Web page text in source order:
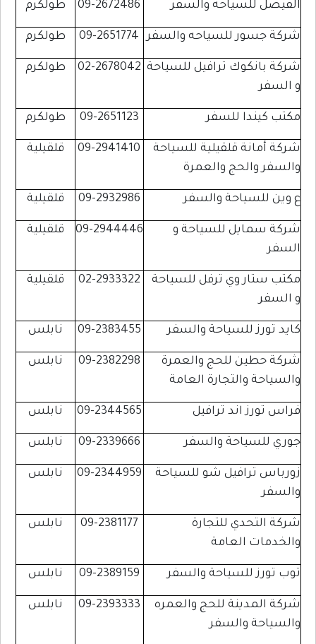
الفيصل للسياحة والسفر 09-2672486 طولكرم
شركة جسور للسياحه والسفر 09-2651774 طولكرم
شركة بانكوك ترافيل للسياحة
و السفر
02-2678042 طولكرم
مكتب كيندا للسفر 09-2651123 طولكرم
شركة أمانة قلقيلية للسياحة
والسفر والحج والعمرة
09-2941410 قلقيلية
ع وين للسياحة والسفر 09-2932986 قلقيلية
شركة سمايل للسياحة و
السفر
09-2944446 قلقيلية
مكتب ستار وي ترفل للسياحة
و السفر
02-2933322 قلقيلية
كايد تورز للسياحة والسفر 09-2383455 نابلس
شركة حطين للحج والعمرة
والسياحة والتجارة العامة
09-2382298 نابلس
فراس تورز اند ترافيل 09-2344565 نابلس
جوري للسياحة والسفر 09-2339666 نابلس
زورباس ترافيل شو للسياحة
والسفر
09-2344959 نابلس
شركة التحدي للتجارة
والخدمات العامة
09-2381177 نابلس
توب تورز للسياحة والسفر 09-2389159 نابلس
شركة المدينة للحج والعمره
والسياحة والسفر
09-2393333 نابلس